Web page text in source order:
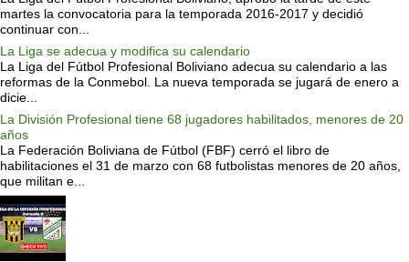
martes la convocatoria para la temporada 2016-2017 y decidió
continuar con...
La Liga se adecua y modifica su calendario
La Liga del Fútbol Profesional Boliviano adecua su calendario a las
reformas de la Conmebol. La nueva temporada se jugará de enero a
dicie...
La División Profesional tiene 68 jugadores habilitados, menores de 20
años
La Federación Boliviana de Fútbol (FBF) cerró el libro de
habilitaciones el 31 de marzo con 68 futbolistas menores de 20 años,
que militan e...